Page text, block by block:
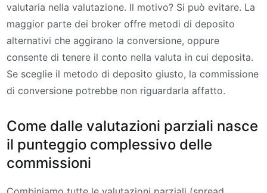
valutaria nella valutazione. Il motivo? Si può evitare. La
maggior parte dei broker offre metodi di deposito
alternativi che aggirano la conversione, oppure
consente di tenere il conto nella valuta in cui deposita.
Se sceglie il metodo di deposito giusto, la commissione
di conversione potrebbe non riguardarla affatto.
Come dalle valutazioni parziali nasce
il punteggio complessivo delle
commissioni